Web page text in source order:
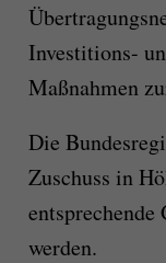
Investitions-
Maßnahmen
Die
Zuschuss in
entsprechende
werden.